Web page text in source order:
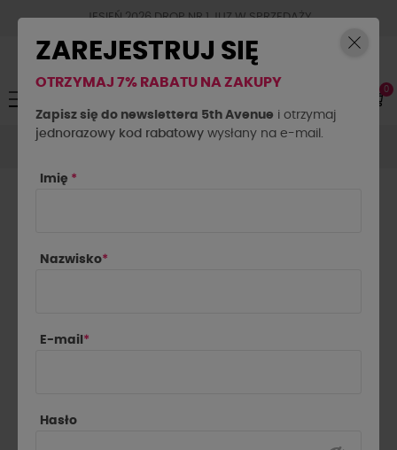
JESIEŃ 2026 DROP NR.1 JUZ W SPRZEDAŻY
Toggle
navigation
☰ 0
Swetry Kardigany
Kardigan w paski By o la la...! blue
ZAREJESTRUJ SIĘ
OTRZYMAJ 7% RABATU NA ZAKUPY
Zapisz się do newslettera 5th Avenue i otrzymaj
jednorazowy kod rabatowy wysłany na e-mail.
Imię *
Nazwisko*
E-mail *
Hasło